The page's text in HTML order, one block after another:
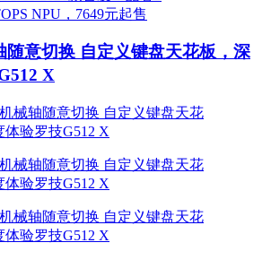
随意切换 自定义键盘天花板，深
X